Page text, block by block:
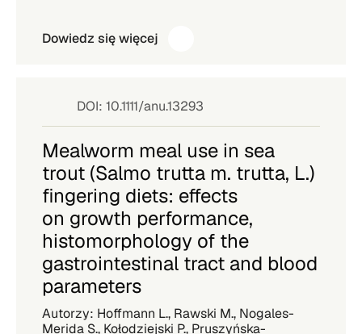
Dowiedz się więcej
DOI: 10.1111/anu.13293
Mealworm meal use in sea
trout (Salmo trutta m. trutta, L.)
fingering diets: effects
on growth performance,
histomorphology of the
gastrointestinal tract and blood
parameters
Autorzy: Hoffmann L., Rawski M., Nogales-
Merida S., Kołodziejski P., Pruszyńska-